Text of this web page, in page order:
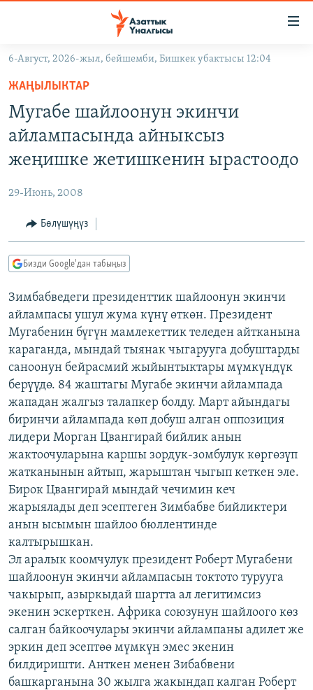
Навигацияга
өтүңүз
Издөөгө
салыңыз
КЫРГЫЗСТАН
КЫРГЫЗСТАН
МАДАНИЯТ
ДҮЙНӨ
ТВ ПРОГРАММАЛАР
БҮГҮН АЗАТТЫКТА
ДАНИСТЕ
ЭЖЕ-СИҢДИЛЕР
АЗАТТЫК+
ЫҢГАЙСЫЗ СУРООЛОР
ПОДКАСТ
Русский
ОНЛАЙН ШЕРИНЕ
ЭЕ/АРнун бардык сайттары
6-Август, 2026-жыл, бейшемби, Бишкек убактысы 12:04
ЖАҢЫЛЫКТАР
Мугабе шайлоонун экинчи
айлампасында айныксыз
жеңишке жетишкенин ырастоодо
29-Июнь, 2008
Бөлүшүңүз
Бизди Google'дан табыңыз
Зимбабведеги президенттик шайлоонун экинчи
айлампасы ушул жума күнү өткөн. Президент
Мугабенин бүгүн мамлекеттик теледен айтканына
караганда, мындай тыянак чыгарууга добуштарды
саноонун бейрасмий жыйынтыктары мүмкүндүк
берүүдө. 84 жаштагы Мугабе экинчи айлампада
жападан жалгыз талапкер болду. Март айындагы
биринчи айлампада көп добуш алган оппозиция
лидери Морган Цвангирай бийлик анын
жактоочуларына каршы зордук-зомбулук көргөзүп
жатканынын айтып, жарыштан чыгып кеткен эле.
Бирок Цвангирай мындай чечимин кеч
жарыялады деп эсептеген Зимбабве бийликтери
анын ысымын шайлоо бюллентинде
калтырышкан.
Эл аралык коомчулук президент Роберт Мугабени
шайлоонун экинчи айлампасын токтото турууга
чакырып, азыркыдай шартта ал легитимсиз
экенин эскерткен. Африка союзунун шайлоого көз
салган байкоочулары экинчи айлампаны адилет же
эркин деп эсептөө мүмкүн эмес экенин
билдиришти. Анткен менен Зибабвени
башкарганына 30 жылга жакындап калган Роберт